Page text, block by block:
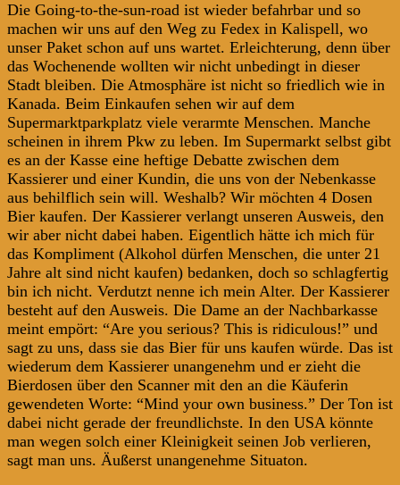
Die Going-to-the-sun-road ist wieder befahrbar und so
machen wir uns auf den Weg zu Fedex in Kalispell, wo
unser Paket schon auf uns wartet. Erleichterung, denn über
das Wochenende wollten wir nicht unbedingt in dieser
Stadt bleiben. Die Atmosphäre ist nicht so friedlich wie in
Kanada. Beim Einkaufen sehen wir auf dem
Supermarktparkplatz viele verarmte Menschen. Manche
scheinen in ihrem Pkw zu leben. Im Supermarkt selbst gibt
es an der Kasse eine heftige Debatte zwischen dem
Kassierer und einer Kundin, die uns von der Nebenkasse
aus behilflich sein will. Weshalb? Wir möchten 4 Dosen
Bier kaufen. Der Kassierer verlangt unseren Ausweis, den
wir aber nicht dabei haben. Eigentlich hätte ich mich für
das Kompliment (Alkohol dürfen Menschen, die unter 21
Jahre alt sind nicht kaufen) bedanken, doch so schlagfertig
bin ich nicht. Verdutzt nenne ich mein Alter. Der Kassierer
besteht auf den Ausweis. Die Dame an der Nachbarkasse
meint empört: “Are you serious? This is ridiculous!” und
sagt zu uns, dass sie das Bier für uns kaufen würde. Das ist
wiederum dem Kassierer unangenehm und er zieht die
Bierdosen über den Scanner mit den an die Käuferin
gewendeten Worte: “Mind your own business.” Der Ton ist
dabei nicht gerade der freundlichste. In den USA könnte
man wegen solch einer Kleinigkeit seinen Job verlieren,
sagt man uns. Äußerst unangenehme Situaton.